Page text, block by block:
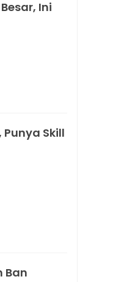
Ini
Punya Skill
Ban